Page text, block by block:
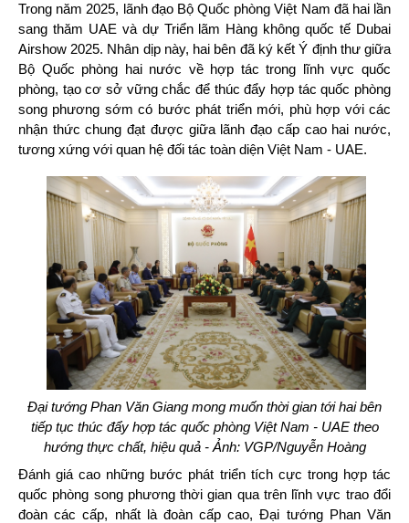
Trong năm 2025, lãnh đạo Bộ Quốc phòng Việt Nam đã hai lần
sang thăm UAE và dự Triển lãm Hàng không quốc tế Dubai
Airshow 2025. Nhân dịp này, hai bên đã ký kết Ý định thư giữa
Bộ Quốc phòng hai nước về hợp tác trong lĩnh vực quốc
phòng, tạo cơ sở vững chắc để thúc đẩy hợp tác quốc phòng
song phương sớm có bước phát triển mới, phù hợp với các
nhận thức chung đạt được giữa lãnh đạo cấp cao hai nước,
tương xứng với quan hệ đối tác toàn diện Việt Nam - UAE.
Đại tướng Phan Văn Giang mong muốn thời gian tới hai bên
tiếp tục thúc đẩy hợp tác quốc phòng Việt Nam - UAE theo
hướng thực chất, hiệu quả - Ảnh: VGP/Nguyễn Hoàng
Đánh giá cao những bước phát triển tích cực trong hợp tác
quốc phòng song phương thời gian qua trên lĩnh vực trao đổi
đoàn các cấp, nhất là đoàn cấp cao, Đại tướng Phan Văn